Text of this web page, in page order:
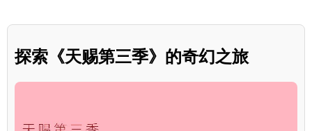
探索《天赐第三季》的奇幻之旅